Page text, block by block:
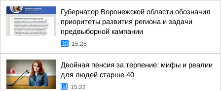
Губернатор Воронежской области обозначил
приоритеты развития региона и задачи
предвыборной кампании
15:26
Двойная пенсия за терпение: мифы и реалии
для людей старше 40
15:22